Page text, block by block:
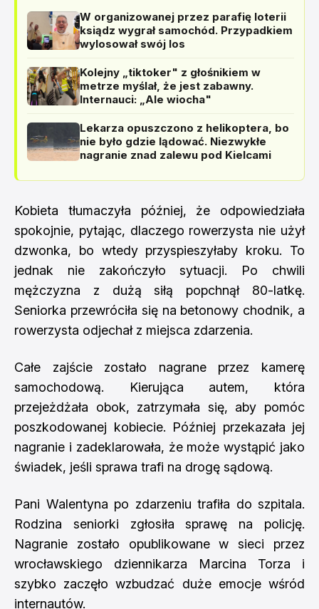
W organizowanej przez parafię loterii
ksiądz wygrał samochód. Przypadkiem
wylosował swój los
Kolejny „tiktoker" z głośnikiem w
metrze myślał, że jest zabawny.
Internauci: „Ale wiocha"
Lekarza opuszczono z helikoptera, bo
nie było gdzie lądować. Niezwykłe
nagranie znad zalewu pod Kielcami
Kobieta tłumaczyła później, że odpowiedziała
spokojnie, pytając, dlaczego rowerzysta nie użył
dzwonka, bo wtedy przyspieszyłaby kroku. To
jednak nie zakończyło sytuacji. Po chwili
mężczyzna z dużą siłą popchnął 80-latkę.
Seniorka przewróciła się na betonowy chodnik, a
rowerzysta odjechał z miejsca zdarzenia.
Całe zajście zostało nagrane przez kamerę
samochodową. Kierująca autem, która
przejeżdżała obok, zatrzymała się, aby pomóc
poszkodowanej kobiecie. Później przekazała jej
nagranie i zadeklarowała, że może wystąpić jako
świadek, jeśli sprawa trafi na drogę sądową.
Pani Walentyna po zdarzeniu trafiła do szpitala.
Rodzina seniorki zgłosiła sprawę na policję.
Nagranie zostało opublikowane w sieci przez
wrocławskiego dziennikarza Marcina Torza i
szybko zaczęło wzbudzać duże emocje wśród
internautów.